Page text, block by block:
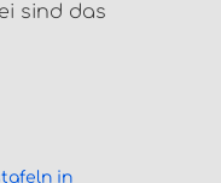
sind das
in